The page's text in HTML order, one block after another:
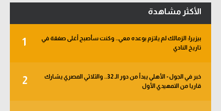
الأكثر مشاهدة
1
بيزيرا: الزمالك لم يلتزم بوعده معي.. وكنت سأصبح أغلى صفقة في
تاريخ النادي
2
خبر في الجول - الأهلي يبدأ من دور الـ 32.. والثلاثي المصري يشارك
قاريا من التمهيدي الأول